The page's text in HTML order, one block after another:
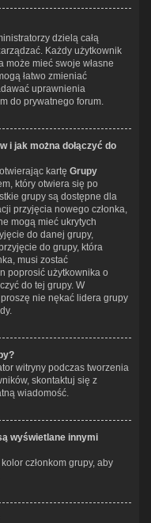
dzielą całą
Każdy użytkownik
mieć swoje własne
łatwo zmieniać
uprawnienia
do prywatnego forum.
i jak można dołączyć do
kartę Grupy
który otwiera się po
grupy są dostępne dla
przyjęcia nowego członka,
mogą mieć ukrytych
do danej grupy,
do grupy, która
musi zostać
poprosić użytkownika o
do tej grupy. W
nie nękać lidera grupy
witryny podczas tworzenia
skontaktuj się z
wiadomość.
wyświetlane innymi
członkom grupy, aby